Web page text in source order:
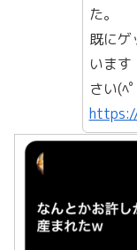
た。
既にゲ
いま
さい(ﾍ